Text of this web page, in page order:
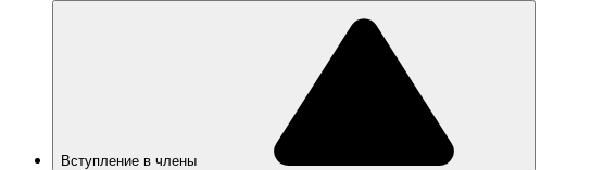
Вступление в члены